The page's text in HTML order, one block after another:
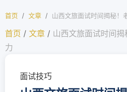
首页 / 文章 / 山西文旅面试时间揭秘！
首页 / 文章 / 山西文旅面试时间
力
面试技巧